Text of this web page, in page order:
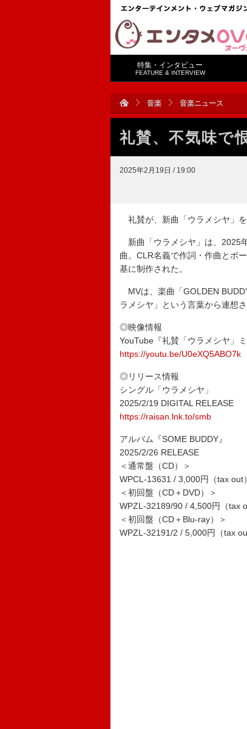
特集・インタビュー
FEATURE & INTERVIEW
音楽 音楽ニュース
礼賛、不気味で
2025年2月19日 / 19:00
礼賛が、新曲「ウラメシヤ」
新曲「ウラメシヤ」は、2025
曲。CLR名義で作詞・作曲とボ
基に制作された。
MVは、楽曲「GOLDEN
ラメシヤ」という言葉から連想
◎映像情報
YouTube『礼賛「ウラメシヤ」
https://youtu.be/U0eXQ5ABO7k
◎リリース情報
シングル「ウラメシヤ」
2025/2/19 DIGITAL RELEASE
https://raisan.lnk.to/smb
アルバム『SOME BUDDY』
2025/2/26 RELEASE
＜通常盤（CD）＞
WPCL-13631 / 3,000円（tax out）
＜初回盤（CD＋DVD）＞
WPZL-32189/90 / 4,500円（tax
＜初回盤（CD＋Blu-ray）＞
WPZL-32191/2 / 5,000円（tax out